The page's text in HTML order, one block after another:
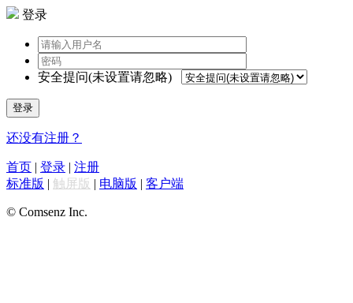
登录
安全提问(未设置请忽略)
登录
还没有注册？
首页 | 登录 | 注册
标准版 | 触屏版 | 电脑版 | 客户端
© Comsenz Inc.